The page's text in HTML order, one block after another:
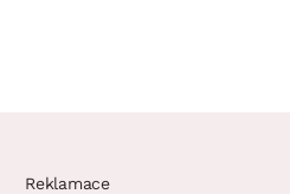
Reklamace